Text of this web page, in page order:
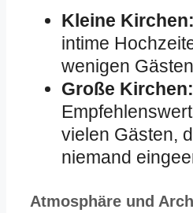
Kleine Kirchen:
intime
wenigen
Große Kirchen:
vielen Gästen,
niemand
Atmosphäre und